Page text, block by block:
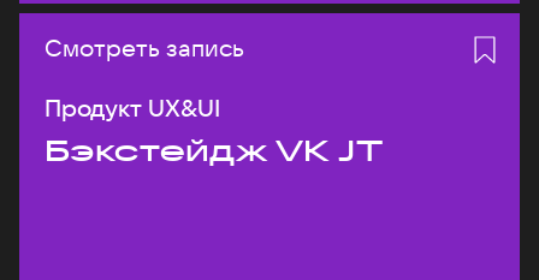
Смотреть запись
Продукт UX&UI
Бэкстейдж VK JT